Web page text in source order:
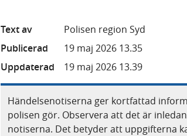
Text av
Polisen region Syd
Publicerad
19 maj 2026 13.35
Uppdaterad
19 maj 2026 13.39
Händelsenotiserna ger kortfattad
polisen gör. Observera att det är
notiserna. Det betyder att uppgifterna